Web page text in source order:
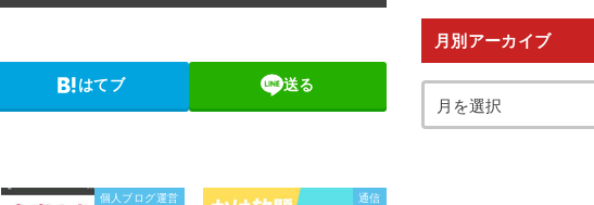
はてブ 送る
個人ブログ運営 通信
月別アーカイブ